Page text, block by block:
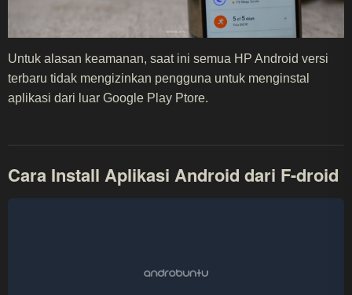
Untuk alasan keamanan, saat ini semua HP Android versi
terbaru tidak mengizinkan pengguna untuk menginstal
aplikasi dari luar Google Play Ptore.
Cara Install Aplikasi Android dari F-droid